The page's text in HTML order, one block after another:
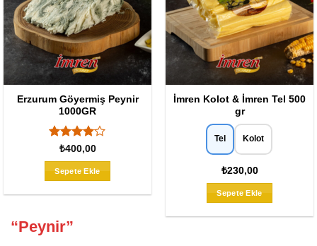
Erzurum Göyermiş Peynir
1000GR
üzerinden
4oy aldı
₺400,00
Sepete Ekle
İmren Kolot & İmren Tel 500
gr
Tel Kolot
₺230,00
Sepete Ekle
Bu
“Peynir”